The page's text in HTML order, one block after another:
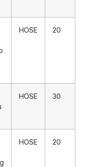
HOSE 20
HOSE 30
HOSE 20